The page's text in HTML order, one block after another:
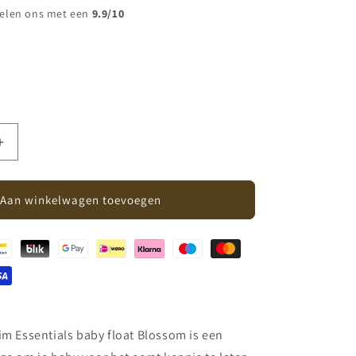
ons met een 9.9/10
Aantal
Swim
1
Aan winkelwagen toevoegen
Essentials baby float Blossom is een